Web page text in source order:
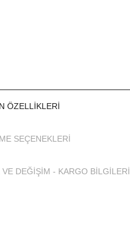
ÖZELLIKLERI
SEÇENEKLERI
VE DEĞİŞİM - KARGO BİLGİLERİ